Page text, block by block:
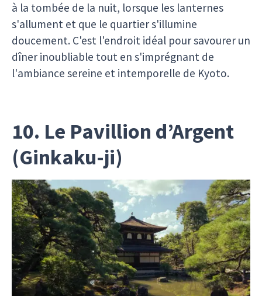
à la tombée de la nuit, lorsque les lanternes
s'allument et que le quartier s'illumine
doucement. C'est l'endroit idéal pour savourer un
dîner inoubliable tout en s'imprégnant de
l'ambiance sereine et intemporelle de Kyoto.
10. Le Pavillion d’Argent
(Ginkaku-ji)
Bien que souvent éclipsé par son célèbre
homologue doré, leGinkaku-ji, ouPavillon
d’Argent, n'en est pas moins un lieu d'une beauté
et d'une sérénité exceptionnelles. Ce temple
zen, construit au XVe siècle, est entouré de
magnifiques jardins qui incarnent l'esthétique